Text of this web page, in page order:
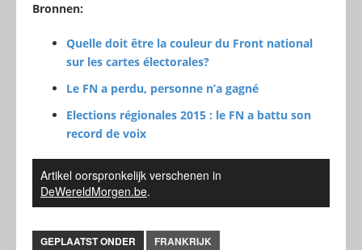
Bronnen:
Quelle doit être la couleur du Front national
sur les cartes électorales?
Le FN a perdu, personne n’a gagné
Elections régionales 2015 : le FN a battu son
record de voix
Artikel oorspronkelijk verschenen in
DeWereldMorgen.be.
GEPLAATST ONDER
FRANKRIJK